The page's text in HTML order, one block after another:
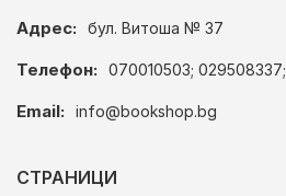
Адрес: бул. Витоша № 37
Телефон: 070010503; 029508337;
Email: info@bookshop.bg
СТРАНИЦИ